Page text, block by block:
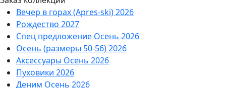
Вечер в горах (Apres-ski) 2026
Рождество 2027
Спец предложение Осень 2026
Осень (размеры 50-56) 2026
Аксессуары Осень 2026
Пуховики 2026
Деним Осень 2026